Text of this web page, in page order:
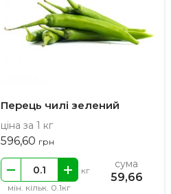
Перець чилі зелений
ціна за 1 кг
596,60 грн
мін. кільк. 0.1кг
кг сума
59,66